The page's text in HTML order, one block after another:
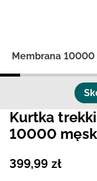
Membrana 10000
Kurtka
10000
399,99 zł